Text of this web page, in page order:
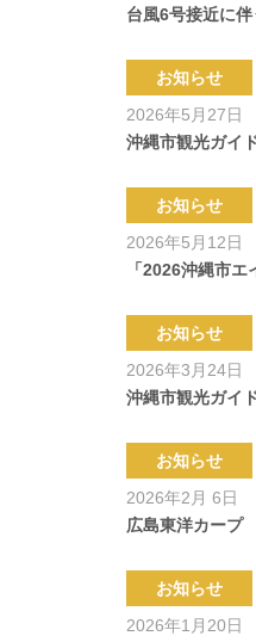
台風6号接近に
お知らせ
2026年5月27日
沖縄市観光ガイ
お知らせ
2026年5月12日
「2026沖縄市
お知らせ
2026年3月24日
沖縄市観光ガイ
お知らせ
2026年2月 6日
広島東洋カープ
お知らせ
2026年1月20日